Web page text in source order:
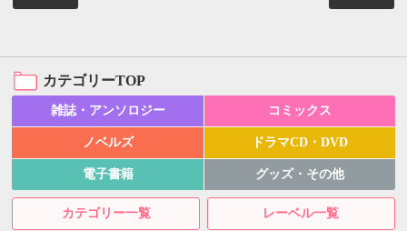
カテゴリーTOP
雑誌・アンソロジー コミックス
ノベルズ ドラマCD・DVD
電子書籍 グッズ・その他
カテゴリー一覧 レーベル一覧